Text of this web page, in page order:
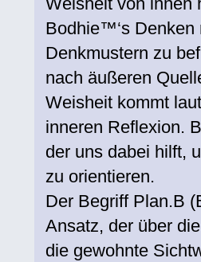
Bodhie™‘s Denken
Denkmustern zu
nach äußeren
Weisheit kommt
inneren Reflexion.
der uns dabei hilft,
zu orientieren.
Der Begriff Plan.B
Ansatz, der über
die gewohnte